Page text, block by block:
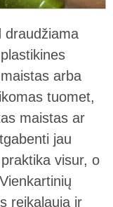
draudžiama
arba
tuomet,
maistas ar
jau
visur, o
reikalauja ir